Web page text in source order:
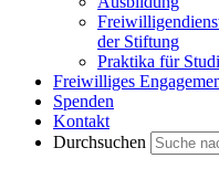
der Stiftung
Praktika für
Freiwilliges
Spenden
Kontakt
Durchsuchen